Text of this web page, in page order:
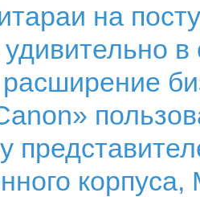
на
удивительно